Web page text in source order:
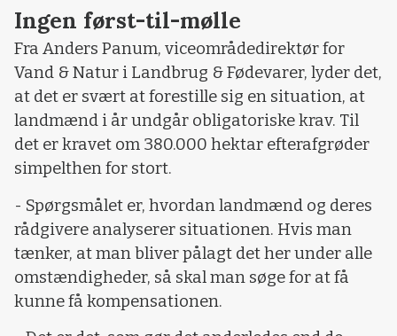
Ingen først-til-mølle
Fra Anders Panum, viceområdedirektør for
Vand & Natur i Landbrug & Fødevarer, lyder det,
at det er svært at forestille sig en situation, at
landmænd i år undgår obligatoriske krav. Til
det er kravet om 380.000 hektar efterafgrøder
simpelthen for stort.
- Spørgsmålet er, hvordan landmænd og deres
rådgivere analyserer situationen. Hvis man
tænker, at man bliver pålagt det her under alle
omstændigheder, så skal man søge for at få
kunne få kompensationen.